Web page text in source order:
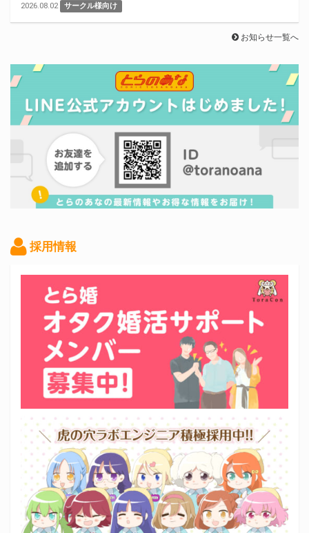
2026.08.02 サークル様向け
お知らせ一覧へ
採用情報